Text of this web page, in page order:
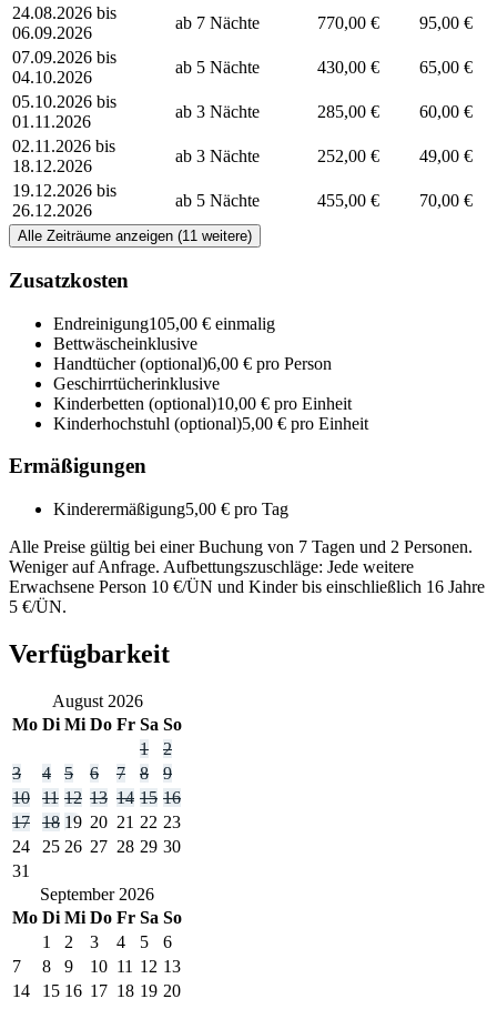
24.08.2026 bis
06.09.2026
ab 7 Nächte 770,00 €
95,00 €
07.09.2026 bis
04.10.2026
ab 5 Nächte 430,00 €
65,00 €
05.10.2026 bis
01.11.2026
ab 3 Nächte 285,00 €
60,00 €
02.11.2026 bis
18.12.2026
ab 3 Nächte 252,00 €
49,00 €
19.12.2026 bis
26.12.2026
ab 5 Nächte 455,00 € 70,00 €
Alle Zeiträume anzeigen (11 weitere)
Zusatzkosten
Endreinigung105,00 € einmalig
Bettwäscheinklusive
Handtücher(optional)6,00 € pro Person
Geschirrtücherinklusive
Kinderbetten (optional)10,00 € pro Einheit
Kinderhochstuhl (optional)5,00 € pro Einheit
Ermäßigungen
Kinderermäßigung5,00 € pro Tag
Alle Preise gültig bei einer Buchung von 7 Tagen und 2 Personen.
Weniger auf Anfrage. Aufbettungszuschläge: Jede weitere
Erwachsene Person 10 €/ÜN und Kinder bis einschließlich 16 Jahre
5 €/ÜN.
Verfügbarkeit
August 2026
Mo Di Mi Do Fr Sa So
1
2
3
4 5 6 7 8
9
10
11 12 13 14 15 16
17
18 19 20 21 22 23
24
25 26 27 28 29 30
31
September 2026
Mo Di Mi Do Fr Sa So
1
2 3 4 5
6
7
8 9 10 11 12 13
14
15 16 17 18 19 20